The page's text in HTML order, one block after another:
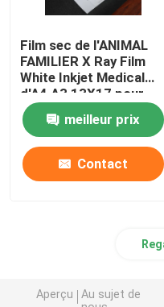
Film sec de l'ANIMAL
FAMILIER X Ray Film
White Inkjet Medical
d'A4 A3 13X17 pour
l'imprimante d'Epson
meilleur prix
Contact
Aperçu
Au sujet de